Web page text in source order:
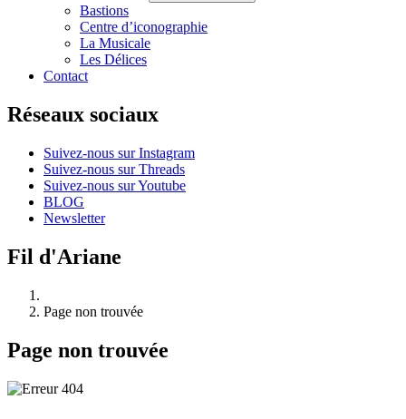
Bastions
Centre d’iconographie
La Musicale
Les Délices
Contact
Réseaux sociaux
Suivez-nous sur Instagram
Suivez-nous sur Threads
Suivez-nous sur Youtube
BLOG
Newsletter
Fil d'Ariane
Page non trouvée
Page non trouvée